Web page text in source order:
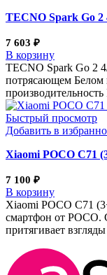
TECNO Spark Go 2
7 603 ₽
В корзину
TECNO Spark Go 2
потрясающем Белом
производительность
Быстрый просмотр
Добавить в
Xiaomi POCO C71
7 100 ₽
В корзину
Xiaomi POCO C71
смартфон от POCO.
притягивает